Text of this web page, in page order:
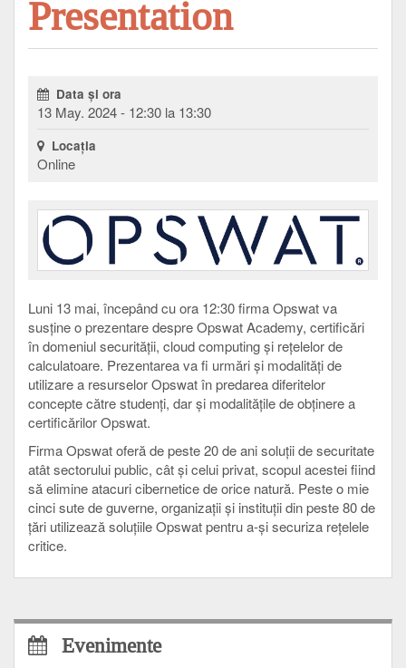
Presentation
Data şi ora
13 May. 2024 - 12:30 la 13:30
Locaţia
Online
Luni 13 mai, începând cu ora 12:30 firma Opswat va
susține o prezentare despre Opswat Academy, certificări
în domeniul securității, cloud computing și rețelelor de
calculatoare. Prezentarea va fi urmări și modalități de
utilizare a resurselor Opswat în predarea diferitelor
concepte către studenți, dar și modalitățile de obținere a
certificărilor Opswat.
Firma Opswat oferă de peste 20 de ani soluții de securitate
atât sectorului public, cât și celui privat, scopul acestei fiind
să elimine atacuri cibernetice de orice natură. Peste o mie
cinci sute de guverne, organizații și instituții din peste 80 de
țări utilizează soluțiile Opswat pentru a-și securiza rețelele
critice.
Evenimente